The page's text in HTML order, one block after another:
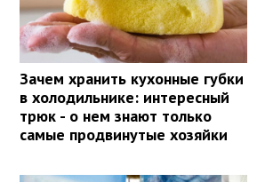
Зачем хранить кухонные губки
в холодильнике: интересный
трюк - о нем знают только
самые продвинутые хозяйки